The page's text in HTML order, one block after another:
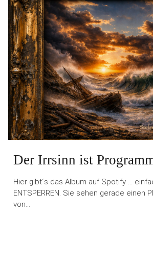
Der Irrsinn ist
Hier gibt´s das Album auf Spotify …
ENTSPERREN. Sie sehen gerade einen
von…